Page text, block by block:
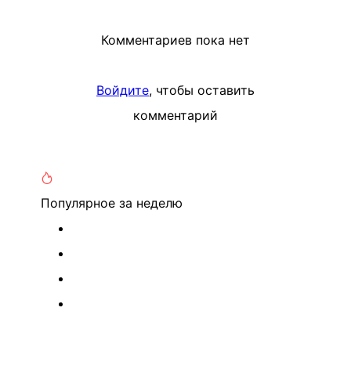
Комментариев пока нет
Войдите, чтобы оставить
комментарий
Популярное за неделю